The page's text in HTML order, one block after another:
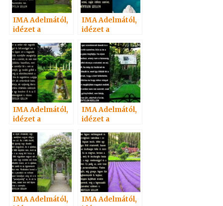
IMA Adelmától,
idézet a
Szellemtől 1.
IMA Adelmától,
idézet a
Szellemtől 16.
IMA Adelmától,
idézet a
Szellemtől 19.
IMA Adelmától,
idézet a
Szellemtől 4.
IMA Adelmától,
IMA Adelmától,